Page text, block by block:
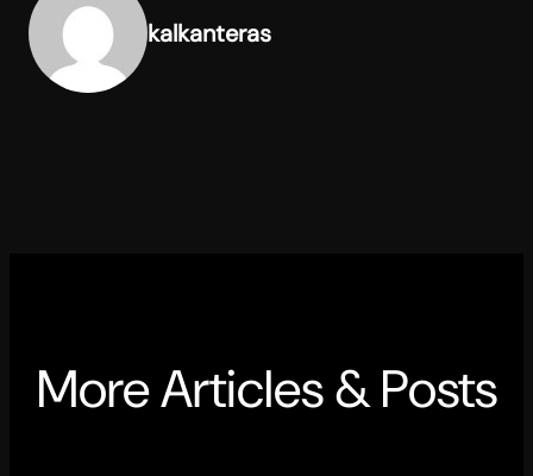
kalkanteras
More Articles & Posts